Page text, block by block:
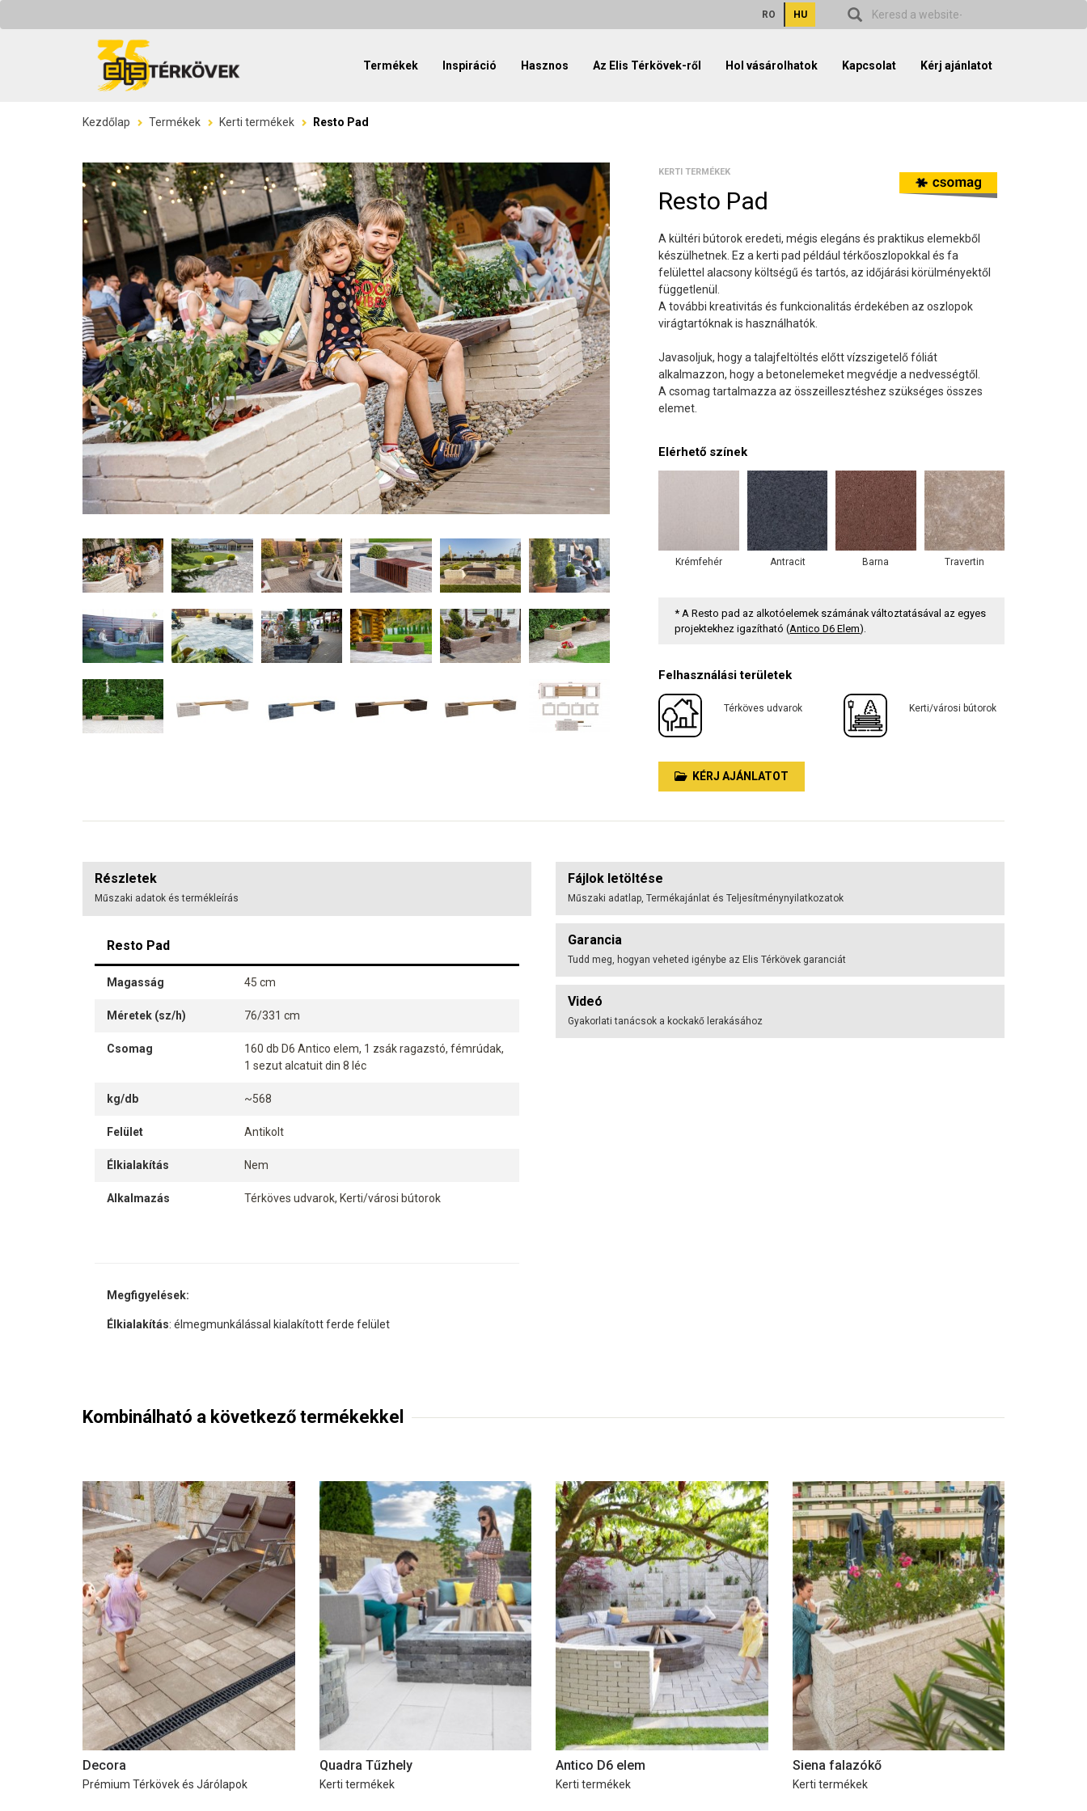
RO HU
Termékek Inspiráció Hasznos Az Elis Térkövek-ről Hol vásárolhatok Kapcsolat Kérj ajánlatot
Kezdőlap Termékek Kerti termékek Resto Pad
KERTI TERMÉKEK
Resto Pad
A kültéri bútorok eredeti, mégis elegáns és praktikus elemekből
készülhetnek. Ez a kerti pad például térkőoszlopokkal és fa
felülettel alacsony költségű és tartós, az időjárási körülményektől
függetlenül.
A további kreativitás és funkcionalitás érdekében az oszlopok
virágtartóknak is használhatók.
Javasoljuk, hogy a talajfeltöltés előtt vízszigetelő fóliát
alkalmazzon, hogy a betonelemeket megvédje a nedvességtől.
A csomag tartalmazza az összeillesztéshez szükséges összes
elemet.
Elérhető színek
Krémfehér Antracit Barna Travertin
* A Resto pad az alkotóelemek számának változtatásával az egyes
projektekhez igazítható (Antico D6 Elem).
Felhasználási területek
Térköves udvarok Kerti/városi bútorok
KÉRJ AJÁNLATOT
Részletek
Műszaki adatok és termékleírás
Resto Pad
Magasság 45 cm
Méretek (sz/h) 76/331 cm
Csomag
160 db D6 Antico elem, 1 zsák ragazstó, fémrúdak,
1 sezut alcatuit din 8 léc
kg/db ~568
Felület Antikolt
Élkialakítás Nem
Alkalmazás Térköves udvarok, Kerti/városi bútorok
Megfigyelések:
Élkialakítás: élmegmunkálással kialakított ferde felület
Fájlok letöltése
Műszaki adatlap, Termékajánlat és Teljesítménynyilatkozatok
Garancia
Tudd meg, hogyan veheted igénybe az Elis Térkövek garanciát
Videó
Gyakorlati tanácsok a kockakő lerakásához
Kombinálható a következő termékekkel
Decora
Prémium Térkövek és Járólapok
Quadra Tűzhely
Kerti termékek
Antico D6 elem
Kerti termékek
Siena falazókő
Kerti termékek